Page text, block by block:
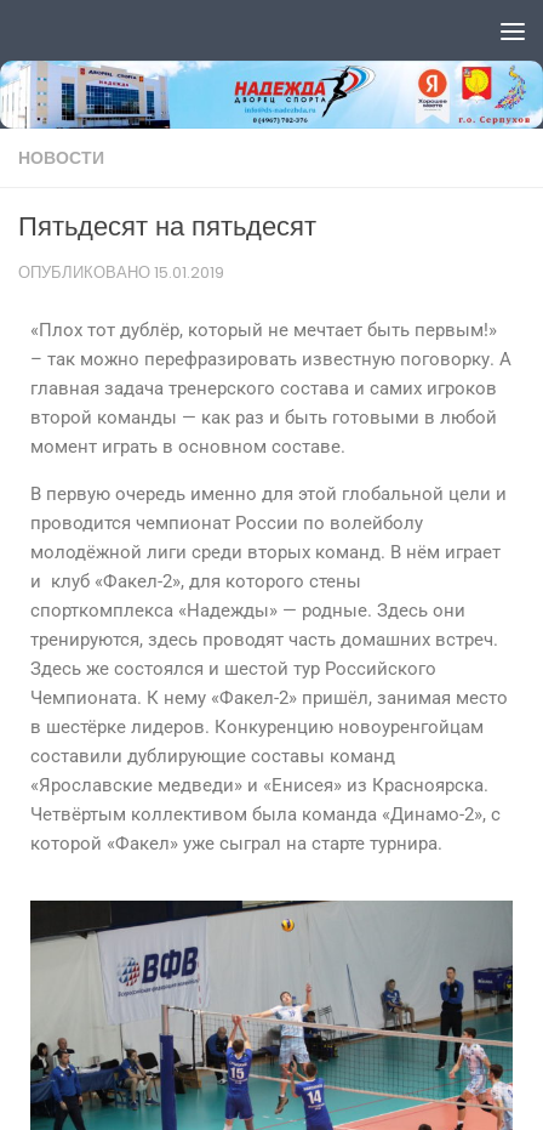
НОВОСТИ
Пятьдесят на пятьдесят
ОПУБЛИКОВАНО15.01.2019
«Плох тот дублёр, который не мечтает быть первым!»
– так можно перефразировать известную поговорку. А
главная задача тренерского состава и самих игроков
второй команды — как раз и быть готовыми в любой
момент играть в основном составе.
В первую очередь именно для этой глобальной цели и
проводится чемпионат России по волейболу
молодёжной лиги среди вторых команд. В нём играет
и клуб «Факел-2», для которого стены
спорткомплекса «Надежды» — родные. Здесь они
тренируются, здесь проводят часть домашних встреч.
Здесь же состоялся и шестой тур Российского
Чемпионата. К нему «Факел-2» пришёл, занимая место
в шестёрке лидеров. Конкуренцию новоуренгойцам
составили дублирующие составы команд
«Ярославские медведи» и «Енисея» из Красноярска.
Четвёртым коллективом была команда «Динамо-2», с
которой «Факел» уже сыграл на старте турнира.